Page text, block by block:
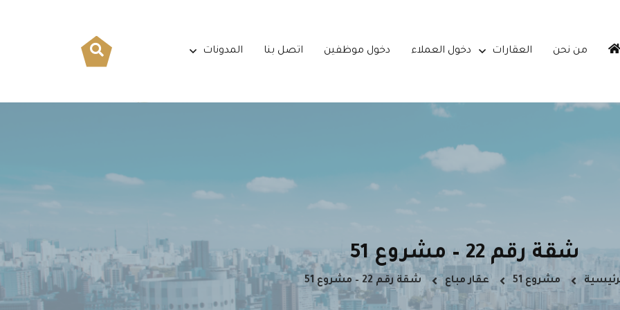
من نحن العقارات دخول العملاء دخول موظفين اتصل بنا المدونات
شقة رقم 22 – مشروع 51
مشروع 51 عقار مباع شقة رقم 22 – مشروع 51